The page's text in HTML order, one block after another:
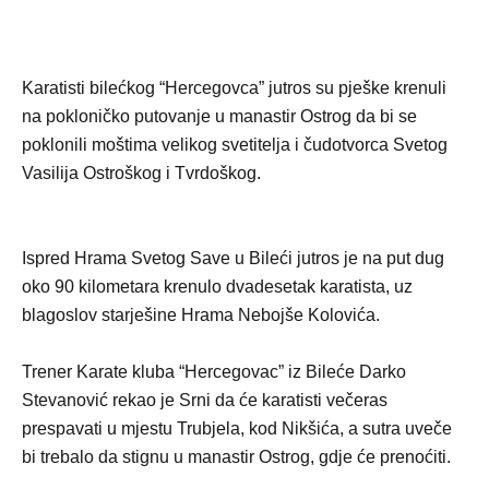
Karatisti bilećkog “Hercegovca” jutros su pješke krenuli
na pokloničko putovanje u manastir Ostrog da bi se
poklonili moštima velikog svetitelja i čudotvorca Svetog
Vasilija Ostroškog i Tvrdoškog.
Ispred Hrama Svetog Save u Bileći jutros je na put dug
oko 90 kilometara krenulo dvadesetak karatista, uz
blagoslov starješine Hrama Nebojše Kolovića.
Trener Karate kluba “Hercegovac” iz Bileće Darko
Stevanović rekao je Srni da će karatisti večeras
prespavati u mjestu Trubjela, kod Nikšića, a sutra uveče
bi trebalo da stignu u manastir Ostrog, gdje će prenoćiti.